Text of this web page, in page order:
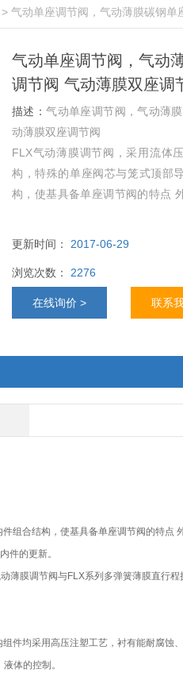
> 气动单座调节阀，气动薄膜碳钢单座调节
气动单座调节阀，气动
调节阀 气动薄膜双座调
描述：气动单座调节阀，气动薄
动薄膜双座调节阀
FLX气动薄膜调节阀，采用流体
构，特殊的单座阀芯与笼式顶部
构，使基具备单座调节阀的特点
适用于小规格、高压差、高温等
于各类浆料、聚合物及高温介质。
更新时间： 2017-06-29
浏览次数： 2276
在线询价 > 联系
组合结构，使基具备单座调节阀的特点
件的更新。
薄膜调节阀与FLX系列多弹簧薄膜直行
件均采用高压注塑工艺，衬有能耐腐蚀
体的控制。